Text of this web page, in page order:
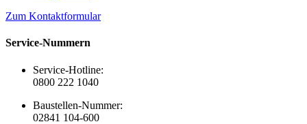
Zum Kontaktformular
Service-Nummern
Service-Hotline:
0800 222 1040
Baustellen-Nummer:
02841 104-600